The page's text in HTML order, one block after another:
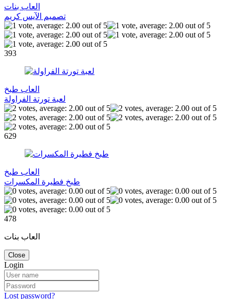
العاب بنات
تصميم الآيس كريم
393
العاب طبخ
لعبة تورتة الفراولة
629
العاب طبخ
طبخ فطيرة المكسرات
478
العاب بنات
Close
Login
Lost password?